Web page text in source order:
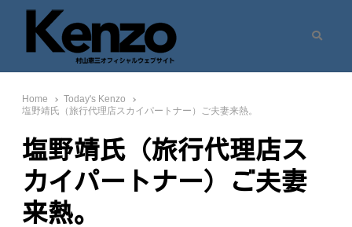
七転八起 – 村山憲三 Official Site
村山憲三ウェブサイト
Home
Today's Kenzo
塩野靖氏（旅行代理店スカイパートナー）ご夫妻来熱。
塩野靖氏（旅行代理店ス
カイパートナー）ご夫妻
来熱。